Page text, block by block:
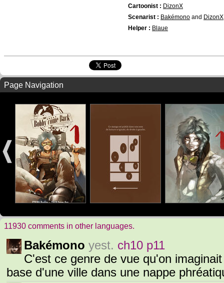
Cartoonist : DizonX
Scenarist : Bakémono and DizonX
Helper : Blaue
Page Navigation
11930 comments in other languages.
Bakémono yest. ch10 p11
C'est ce genre de vue qu'on
base d'une ville dans une nappe